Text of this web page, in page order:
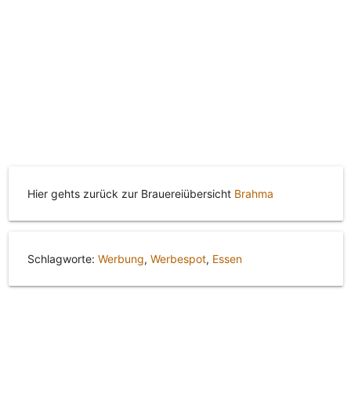
Hier gehts zurück zur Brauereiübersicht Brahma
Schlagworte: Werbung, Werbespot, Essen